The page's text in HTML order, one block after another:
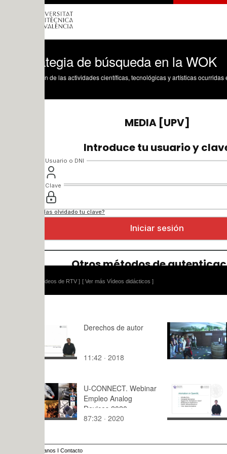
de búsqueda en la WOK
de las actividades científicas, tecnológicas y artísticas ocurridas en los tres
[ Ver más Vídeos didácticos ]
Derechos de autor
11:42 · 2018
Día del
3:,5 · 2015
U-CONNECT. Webinar
Empleo Analog
Devices 2020.
87:32 · 2020
10:49 ·